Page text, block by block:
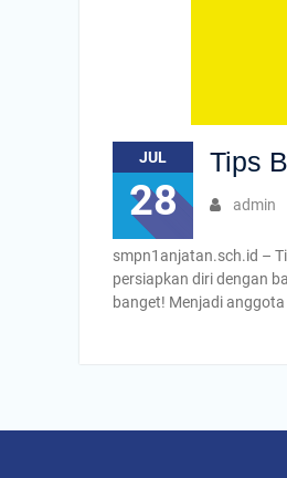
JUL
28
Tips
admin
smpn1anjatan.sch.id –
persiapkan diri dengan
banget! Menjadi anggota